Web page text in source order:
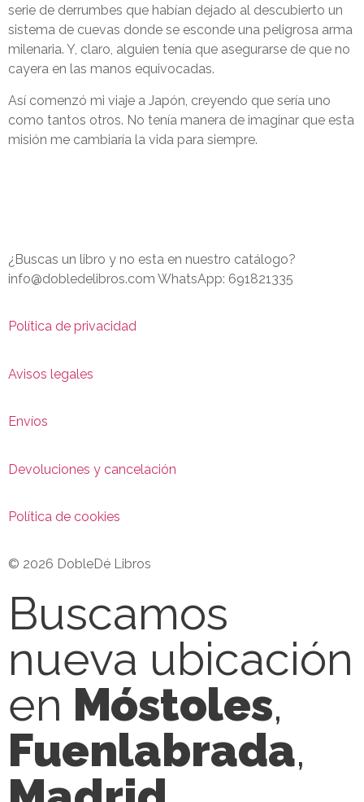
serie de derrumbes que habían dejado al descubierto un
sistema de cuevas donde se esconde una peligrosa arma
milenaria. Y, claro, alguien tenía que asegurarse de que no
cayera en las manos equivocadas.
Así comenzó mi viaje a Japón, creyendo que sería uno
como tantos otros. No tenía manera de imaginar que esta
misión me cambiaría la vida para siempre.
¿Buscas un libro y no esta en nuestro catálogo?
info@dobledelibros.com WhatsApp: 691821335
Política de privacidad
Avisos legales
Envíos
Devoluciones y cancelación
Política de cookies
© 2026 DobleDé Libros
Buscamos
nueva ubicación
en Móstoles,
Fuenlabrada,